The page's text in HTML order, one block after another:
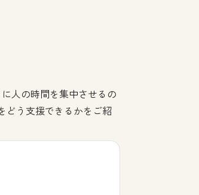
人の時間を集中させるの
どう支援できるかをご紹